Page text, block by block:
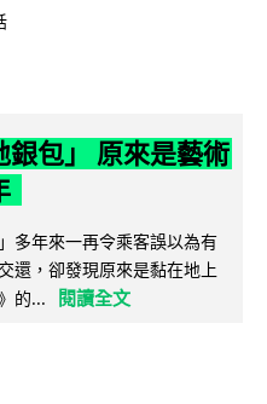
包」 原來是藝術
多年來一再令乘客誤以為有
還，卻發現原來是黏在地上
的...
閱讀全文